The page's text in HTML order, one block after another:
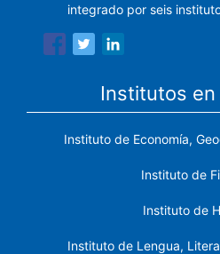
integrado por seis
Institutos en
Instituto de Economía,
Instituto de
Instituto de
Instituto de Lengua,